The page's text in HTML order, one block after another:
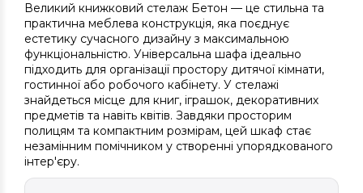
Великий книжковий стелаж Бетон — це стильна та
практична меблева конструкція, яка поєднує
естетику сучасного дизайну з максимальною
функціональністю. Універсальна шафа ідеально
підходить для організації простору дитячої кімнати,
гостинної або робочого кабінету. У стелажі
знайдеться місце для книг, іграшок, декоративних
предметів та навіть квітів. Завдяки просторим
полицям та компактним розмірам, цей шкаф стає
незамінним помічником у створенні упорядкованого
інтер'єру.